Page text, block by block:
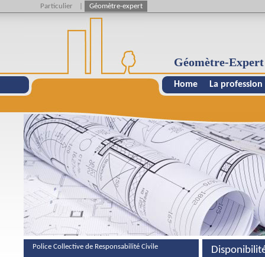
Géomètre-Expert
Home La profession
Police Collective de Responsabilité Civile
Particulier Géomètre-expert